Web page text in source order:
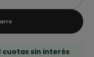
cuotas sin interés